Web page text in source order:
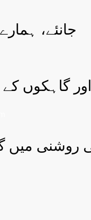
جانئے،
گاہکوں
میں گوگل پر 4.9/5